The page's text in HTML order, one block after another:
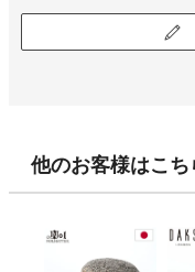
他のお客様はこ